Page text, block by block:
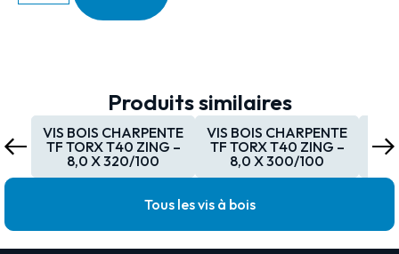
Produits similaires
VIS BOIS CHARPENTE
TF TORX T40 ZING –
8,0 X 320/100
VIS BOIS CHARPENTE
TF TORX T40 ZING –
8,0 X 300/100
TF
Tous les vis à bois